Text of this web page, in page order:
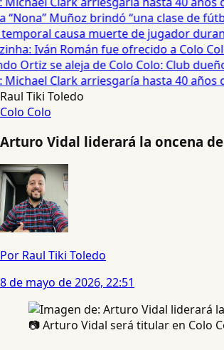
Muñoz brindó “una clase de
causa muerte de jugador
Iván Román fue ofrecido a Colo Colo
Ortiz se aleja de Colo Colo: Club
Clark arriesgaría hasta 40 años
Raul Tiki Toledo
Colo Colo
Arturo Vidal liderará la oncena
Por Raul Tiki Toledo
8 de mayo de 2026, 22:51
📷 Arturo Vidal será titular en Colo